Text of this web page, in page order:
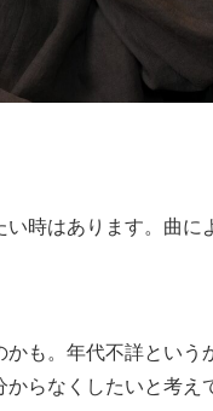
時はあります。曲に
も。年代不詳という
らなくしたいと考え